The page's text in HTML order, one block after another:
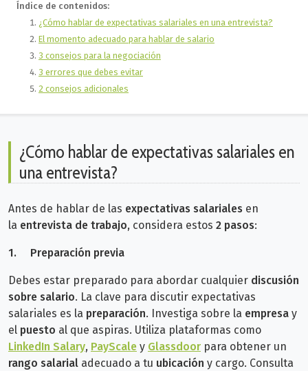
Índice de contenidos:
¿Cómo hablar de expectativas salariales en una entrevista?
El momento adecuado para hablar de salario
3 consejos para la negociación
3 errores que debes evitar
2 consejos adicionales
¿Cómo hablar de expectativas salariales en
una entrevista?
Antes de hablar de las expectativas salariales en
la entrevista de trabajo, considera estos 2 pasos:
1. Preparación previa
Debes estar preparado para abordar cualquier discusión
sobre salario. La clave para discutir expectativas
salariales es la preparación. Investiga sobre la empresa y
el puesto al que aspiras. Utiliza plataformas como
LinkedIn Salary, PayScale y Glassdoor para obtener un
rango salarial adecuado a tu ubicación y cargo. Consulta